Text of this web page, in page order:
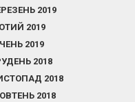
2019
2019
2019
2018
2018
2018